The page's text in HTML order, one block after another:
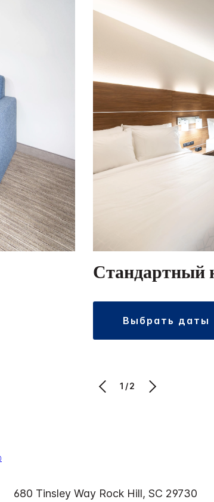
Стандартный
выбрать даты
1/2
680 Tinsley Way Rock Hill, SC 29730